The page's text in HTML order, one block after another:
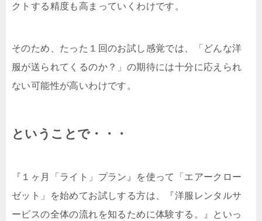
クトする精度も高まっていくわけです。
そのため、たった１回のお試し感覚では、「どんな洋
服が送られてくるのか？」の期待には十分に応えられ
ない可能性が高いわけです。
ということで・・・
『１ヶ月「ライト」プラン』を使って「エアークロー
ゼット」を始めてお試しする方は、『洋服レンタルサ
ービスの全体の流れを知るために体験する。』といっ